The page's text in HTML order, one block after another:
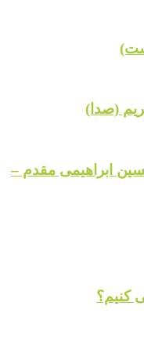
(صدا)
ابراهیمی مقدم –
کنیم؟